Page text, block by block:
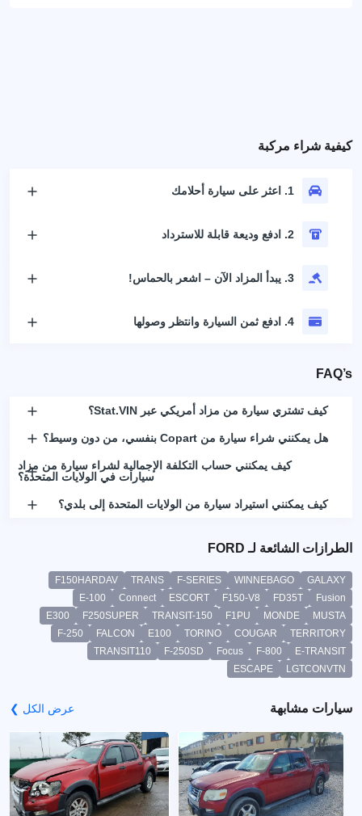
كيفية شراء مركبة
1. اعثر على سيارة أحلامك
2. ادفع وديعة قابلة للاسترداد
3. يبدأ المزاد الآن – اشعر بالحماس!
4. ادفع ثمن السيارة وانتظر وصولها
FAQ’s
كيف تشتري سيارة من مزاد أمريكي عبر Stat.VIN؟
هل يمكنني شراء سيارة من Copart بنفسي، من دون وسيط؟
كيف يمكنني حساب التكلفة الإجمالية لشراء سيارة من مزاد
سيارات في الولايات المتحدة؟
كيف يمكنني استيراد سيارة من الولايات المتحدة إلى بلدي؟
الطرازات الشائعة لـ FORD
GALAXY
WINNEBAGO
F-SERIES
TRANS
F150HARDAV
Fusion
FD35T
F150-V8
ESCORT
Connect
E-100
MUSTA
MONDE
F1PU
TRANSIT-150
F250SUPER
E300
TERRITORY
COUGAR
TORINO
E100
FALCON
F-250
E-TRANSIT
F-800
Focus
F-250SD
TRANSIT110
LGTCONVTN
ESCAPE
سيارات مشابهة عرض الكل ❯